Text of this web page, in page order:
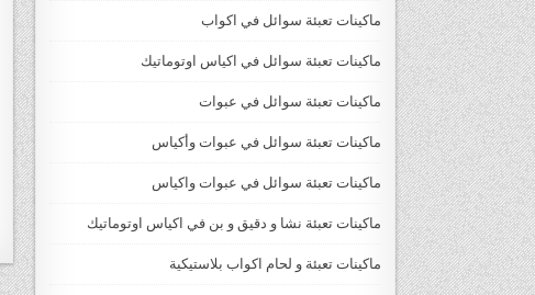
ماكينات تعبئة سوائل في اكواب
ماكينات تعبئة سوائل في اكياس اوتوماتيك
ماكينات تعبئة سوائل في عبوات
ماكينات تعبئة سوائل في عبوات وأكياس
ماكينات تعبئة سوائل في عبوات واكياس
ماكينات تعبئة نشا و دقيق و بن في اكياس اوتوماتيك
ماكينات تعبئة و لحام اكواب بلاستيكية